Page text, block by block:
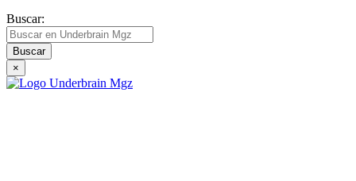
Buscar:
×